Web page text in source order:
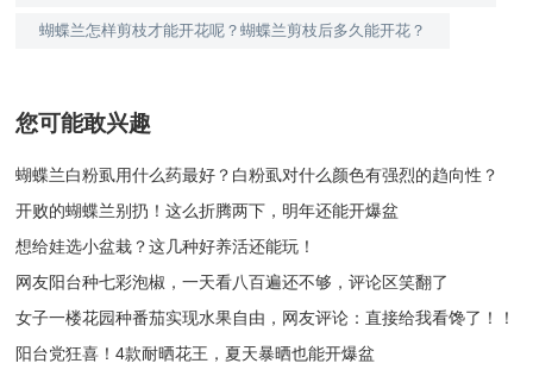
蝴蝶兰怎样剪枝才能开花呢？蝴蝶兰剪枝后多久能开花？
您可能敢兴趣
蝴蝶兰白粉虱用什么药最好？白粉虱对什么颜色有强烈的趋向性？
开败的蝴蝶兰别扔！这么折腾两下，明年还能开爆盆
想给娃选小盆栽？这几种好养活还能玩！
网友阳台种七彩泡椒，一天看八百遍还不够，评论区笑翻了
女子一楼花园种番茄实现水果自由，网友评论：直接给我看馋了！！
阳台党狂喜！4款耐晒花王，夏天暴晒也能开爆盆